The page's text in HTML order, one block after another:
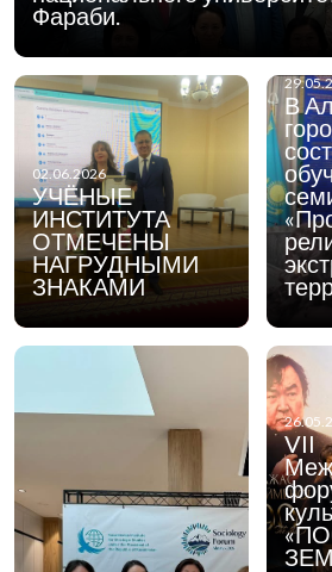
Фараби.
02.06.2026
УЧЁНЫЕ
ИНСТИТУТА
ОТМЕЧЕНЫ
НАГРУДНЫМИ
ЗНАКАМИ
В
VII